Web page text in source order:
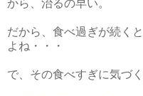
から、治るの早い。
だから、食べ過ぎが続く
よね・・・
で、その食べすぎに気づ